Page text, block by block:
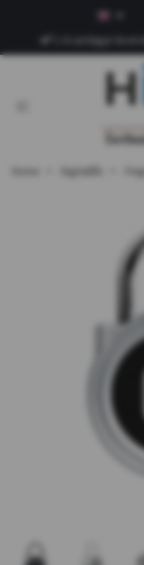
1-4 vardagar
Digitallås